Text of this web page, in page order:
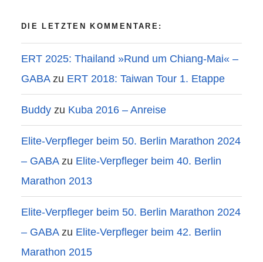
DIE LETZTEN KOMMENTARE:
ERT 2025: Thailand »Rund um Chiang-Mai« –
GABAzu ERT 2018: Taiwan Tour 1. Etappe
Buddy zu Kuba 2016 – Anreise
Elite-Verpfleger beim 50. Berlin Marathon 2024
– GABAzu Elite-Verpfleger beim 40. Berlin
Marathon 2013
Elite-Verpfleger beim 50. Berlin Marathon 2024
– GABAzu Elite-Verpfleger beim 42. Berlin
Marathon 2015